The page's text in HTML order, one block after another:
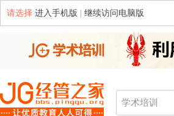
请选择 进入手机版 继续访问电脑版